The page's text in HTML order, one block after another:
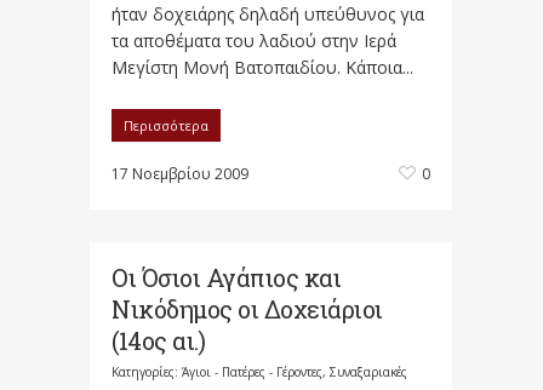
ήταν δοχειάρης δηλαδή υπεύθυνος για
τα αποθέματα του λαδιού στην Ιερά
Μεγίστη Μονή Βατοπαιδίου. Κάποια...
Περισσότερα
17 Νοεμβρίου 2009 0
Οι Όσιοι Αγάπιος και
Νικόδημος οι Δοχειάριοι
(14ος αι.)
Κατηγορίες: Άγιοι - Πατέρες - Γέροντες, Συναξαριακές